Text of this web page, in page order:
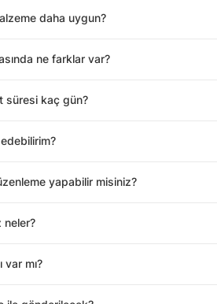
daha uygun?
ne farklar var?
süresi kaç gün?
yapabilir misiniz?
neler?
var mı?